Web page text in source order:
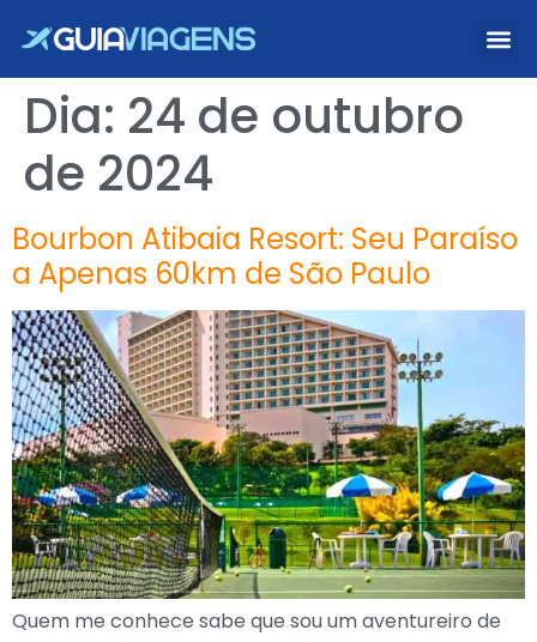
Dia: 24 de outubro
de 2024
Bourbon Atibaia Resort: Seu Paraíso
a Apenas 60km de São Paulo
Quem me conhece sabe que sou um aventureiro de